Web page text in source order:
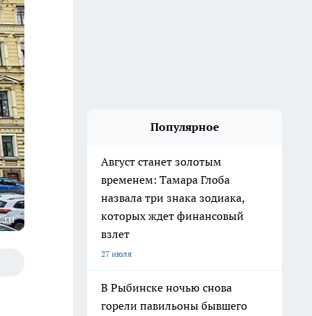
Популярное
Август станет золотым
временем: Тамара Глоба
назвала три знака зодиака,
которых ждет финансовый
взлет
27 июля
В Рыбинске ночью снова
горели павильоны бывшего